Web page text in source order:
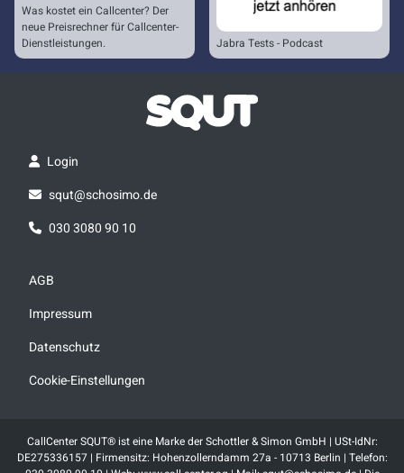
Was kostet ein Callcenter? Der
neue Preisrechner für Callcenter-
Dienstleistungen.
Jabra Tests - Podcast
Login
squt@schosimo.de
030 3080 90 10
AGB
Impressum
Datenschutz
Cookie-Einstellungen
CallCenter SQUT® ist eine Marke der Schottler & Simon GmbH | USt-IdNr:
DE275336157 | Firmensitz: Hohenzollerndamm 27a - 10713 Berlin | Telefon: